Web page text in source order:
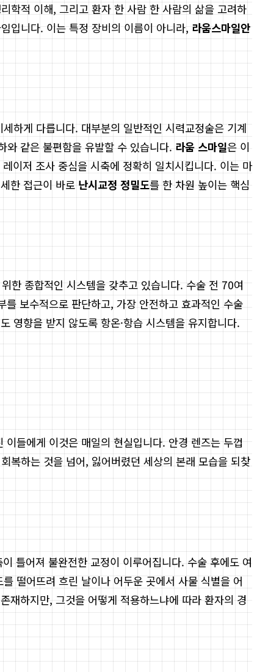
학적 이해, 그리고 환자 한 사람 한 사람의 삶을 고려하
입니다. 이는 특정 장비의 이름이 아니라, 라움스마일안
게 다릅니다. 대부분의 일반적인 시력교정술은 기계
와 같은 불편함을 유발할 수 있습니다. 라움 스마일은 이
이저 조사 중심을 시축에 정확히 일치시킵니다. 이는 마
한 접근이 바로 난시교정 정밀도를 한 차원 높이는 핵심
한 종합적인 시스템을 갖추고 있습니다. 수술 전 70여
보수적으로 판단하고, 가장 안전하고 효과적인 수술
영향을 받지 않도록 항온·항습 시스템을 유지합니다.
이들에게 이것은 매일의 현실입니다. 안경 렌즈는 두껍
복하는 것을 넘어, 잃어버렸던 세상의 본래 모습을 되찾
틀어져 불완전한 교정이 이루어집니다. 수술 후에도 여
떨어뜨려 흐린 날이나 어두운 곳에서 사물 식별을 어
재하지만, 그것을 어떻게 적용하느냐에 따라 환자의 경